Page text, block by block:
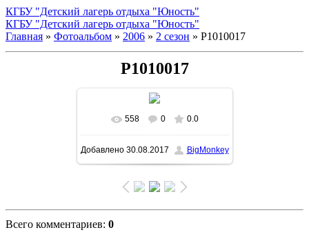
КГБУ "Детский лагерь отдыха "Юность"
КГБУ "Детский лагерь отдыха "Юность"
Главная » Фотоальбом » 2006 » 2 сезон » P1010017
P1010017
В реальном размере
1500x1125/ 327.6Kb
558 0 0.0
Добавлено30.08.2017 BigMonkey
Всего комментариев: 0